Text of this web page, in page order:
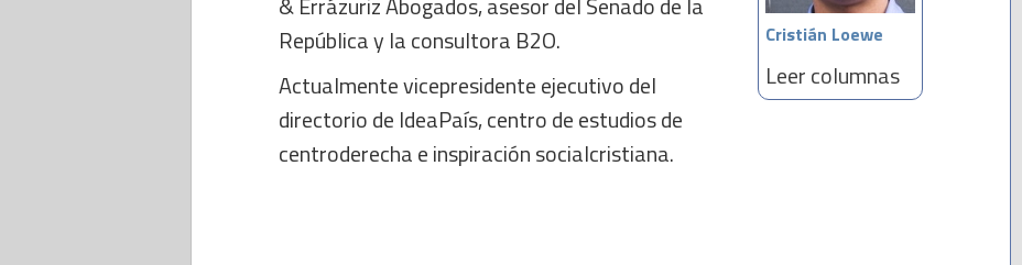
Cristián Loewe
Leer columnas
República y la consultora B2O.
Actualmente vicepresidente ejecutivo del
directorio de IdeaPaís, centro de estudios de
centroderecha e inspiración socialcristiana.